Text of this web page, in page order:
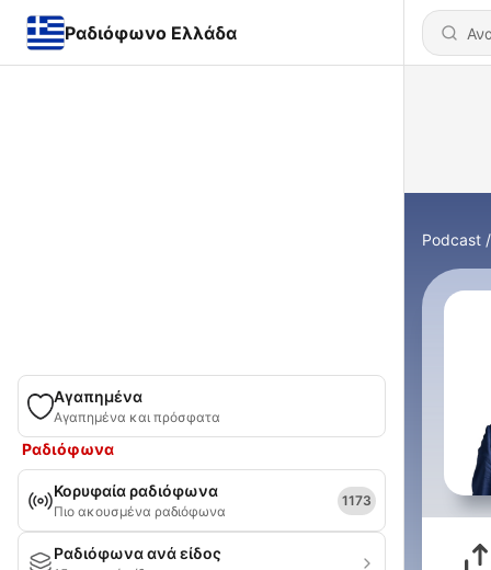
Ραδιόφωνο Ελλάδα
Αγαπημένα
Αγαπημένα και πρόσφατα
Ραδιόφωνα
Κορυφαία ραδιόφωνα
Πιο ακουσμένα ραδιόφωνα
1173
Ραδιόφωνα ανά είδος
Podcast